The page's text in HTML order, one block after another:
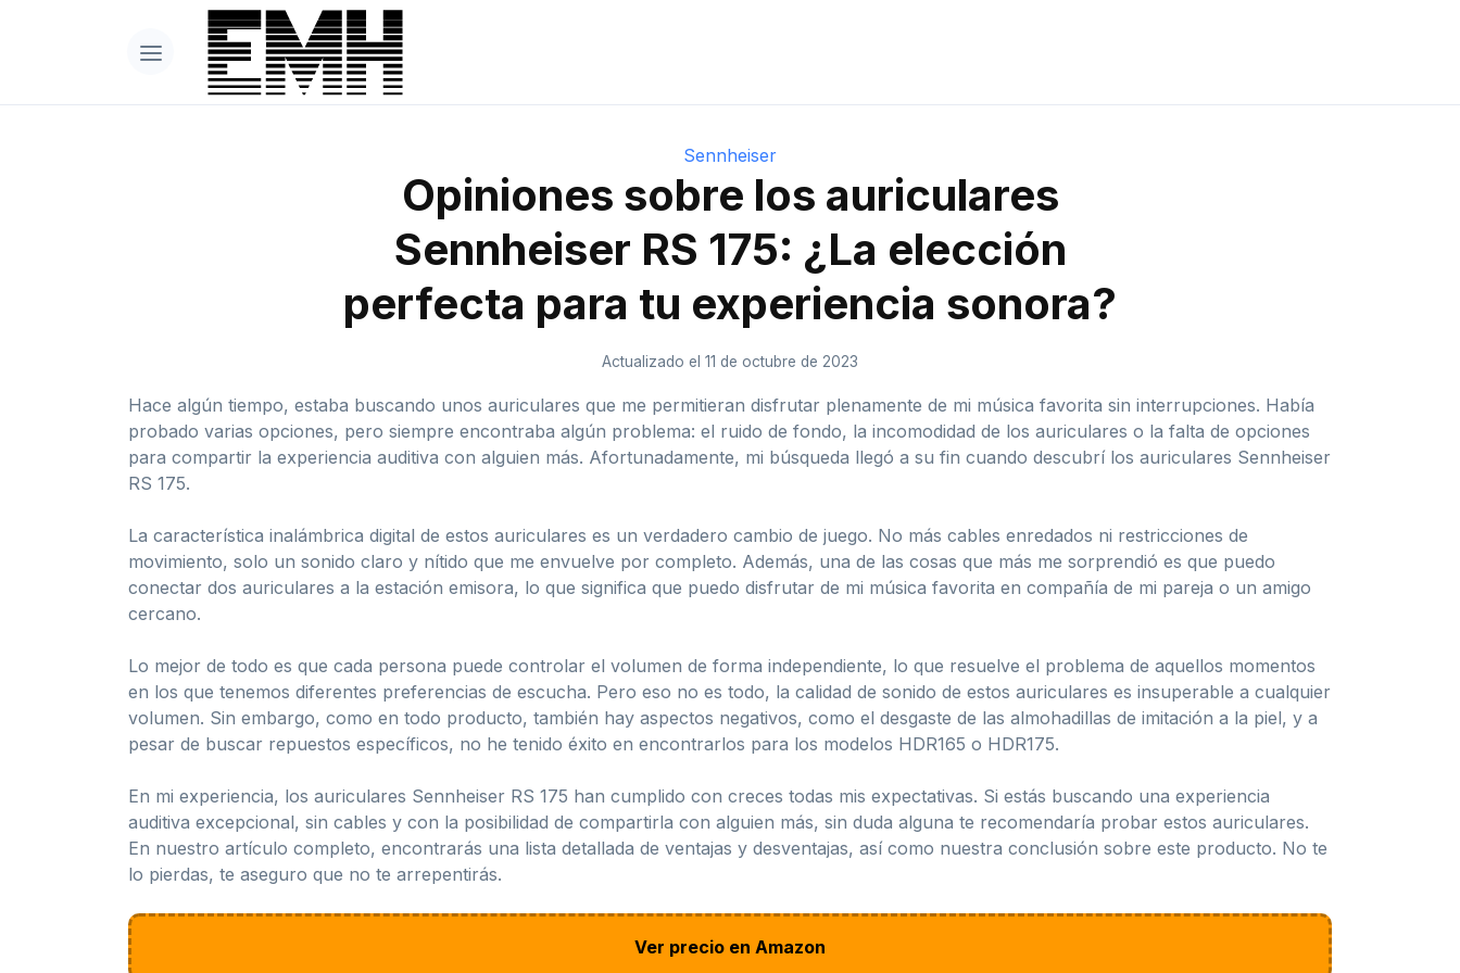
Sennheiser
Opiniones sobre los auriculares
Sennheiser RS 175: ¿La elección
perfecta para tu experiencia sonora?
Actualizado el 11 de octubre de 2023
Hace algún tiempo, estaba buscando unos auriculares que me permitieran disfrutar plenamente de mi música favorita sin interrupciones. Había
probado varias opciones, pero siempre encontraba algún problema: el ruido de fondo, la incomodidad de los auriculares o la falta de opciones
para compartir la experiencia auditiva con alguien más. Afortunadamente, mi búsqueda llegó a su fin cuando descubrí los auriculares Sennheiser
RS 175.
La característica inalámbrica digital de estos auriculares es un verdadero cambio de juego. No más cables enredados ni restricciones de
movimiento, solo un sonido claro y nítido que me envuelve por completo. Además, una de las cosas que más me sorprendió es que puedo
conectar dos auriculares a la estación emisora, lo que significa que puedo disfrutar de mi música favorita en compañía de mi pareja o un amigo
cercano.
Lo mejor de todo es que cada persona puede controlar el volumen de forma independiente, lo que resuelve el problema de aquellos momentos
en los que tenemos diferentes preferencias de escucha. Pero eso no es todo, la calidad de sonido de estos auriculares es insuperable a cualquier
volumen. Sin embargo, como en todo producto, también hay aspectos negativos, como el desgaste de las almohadillas de imitación a la piel, y a
pesar de buscar repuestos específicos, no he tenido éxito en encontrarlos para los modelos HDR165 o HDR175.
En mi experiencia, los auriculares Sennheiser RS 175 han cumplido con creces todas mis expectativas. Si estás buscando una experiencia
auditiva excepcional, sin cables y con la posibilidad de compartirla con alguien más, sin duda alguna te recomendaría probar estos auriculares.
En nuestro artículo completo, encontrarás una lista detallada de ventajas y desventajas, así como nuestra conclusión sobre este producto. No te
lo pierdas, te aseguro que no te arrepentirás.
Ver precio en Amazon